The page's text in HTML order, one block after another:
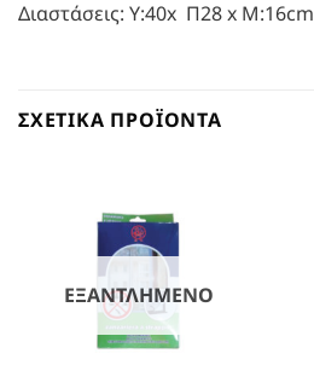
Διαστάσεις: Y:40x Π28 x Μ:16cm
ΣΧΕΤΙΚΆ ΠΡΟΪΌΝΤΑ
ΕΞΑΝΤΛΗΜΈΝΟ